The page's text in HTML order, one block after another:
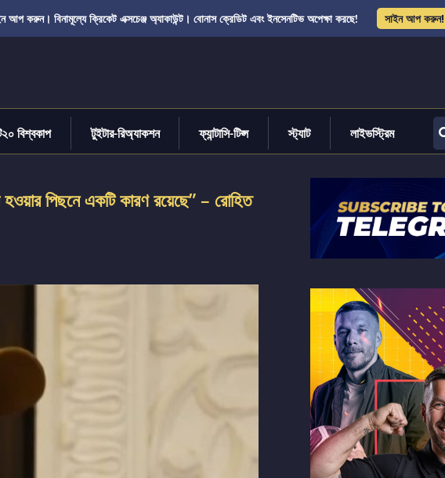
আপ করুন। বিনামূল্যে ক্রিকেট এক্সচেঞ্জ অ্যাকাউন্ট। বোনাস ক্রেডিট এবং ইনসেনটিভ অপেক্ষা করছে! সাইন আপ করুন!
বিশ্বকাপ টুইটার-রিঅ্যাকশন ফ্যান্টাসি-টিপ্স স্ট্যাট লাইভস্ট্রিম
পিছনে একটি কারণ রয়েছে” – রোহিত